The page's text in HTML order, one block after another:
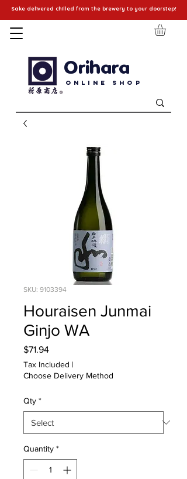
Sake delivered chilled from the brewery to your doorstep!
Orihara
Online Shop
SKU: 9103394
Houraisen Junmai
Ginjo WA
$71.94Price
Tax Included |
Choose Delivery Method
Qty *
Quantity *